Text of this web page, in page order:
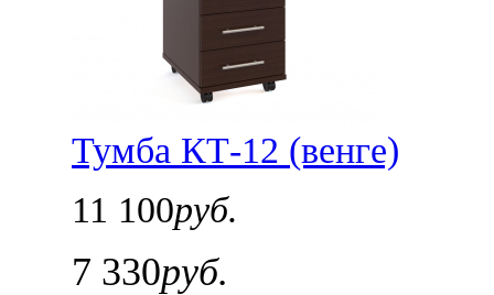
Тумба КТ-12 (венге)
11 100руб.
7 330руб.